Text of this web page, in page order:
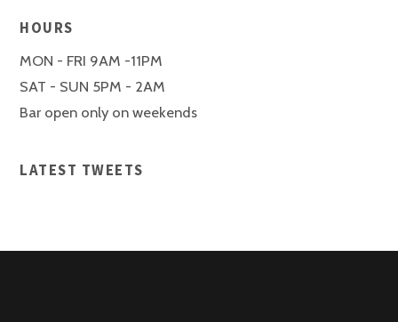
HOURS
MON - FRI 9AM -11PM
SAT - SUN 5PM - 2AM
Bar open only on weekends
LATEST TWEETS